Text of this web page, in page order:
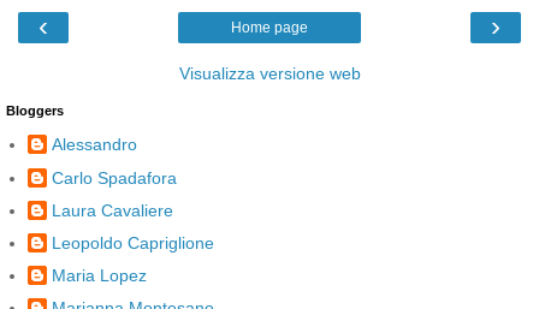
‹ ›
Home page
Visualizza versione web
Bloggers
Alessandro
Carlo Spadafora
Laura Cavaliere
Leopoldo Capriglione
Maria Lopez